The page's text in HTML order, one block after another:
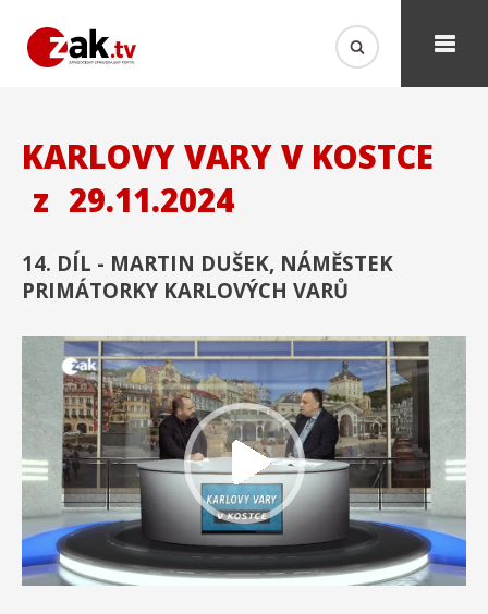
KARLOVY VARY V KOSTCE
z 29.11.2024
14. DÍL - MARTIN DUŠEK, NÁMĚSTEK
PRIMÁTORKY KARLOVÝCH VARŮ